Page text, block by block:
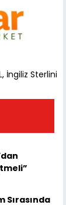
İngiliz Sterlini
Sırasında